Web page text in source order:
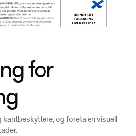
for
kantbeskyttere, og foreta en visuell